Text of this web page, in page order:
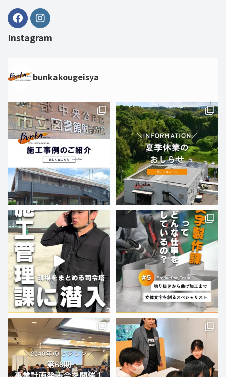
Instagram
bunkakougeisya